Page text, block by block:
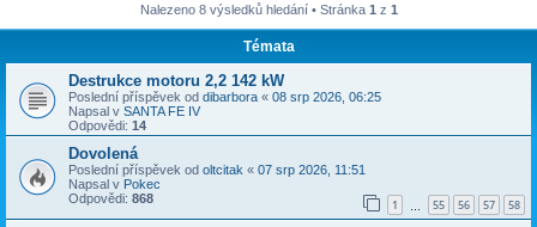
Nalezeno 8 výsledků hledání • Stránka 1 z 1
Témata
Destrukce motoru 2,2 142 kW
Poslední příspěvek od dibarbora « 08 srp 2026, 06:25
Napsal v SANTA FE IV
Odpovědi: 14
Dovolená
Poslední příspěvek od oltcitak « 07 srp 2026, 11:51
Napsal v Pokec
Odpovědi: 868 1 55 56 57 58